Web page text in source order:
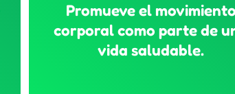
Promueve el movimiento
corporal como parte de
vida saludable.